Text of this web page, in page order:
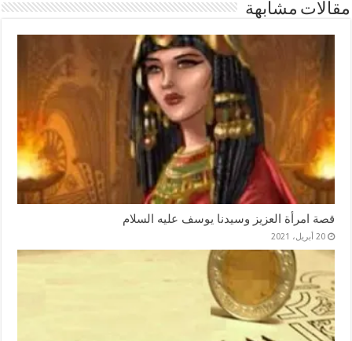
مقالات مشابهة
قصة امرأة العزيز وسيدنا يوسف عليه السلام
20 أبريل، 2021